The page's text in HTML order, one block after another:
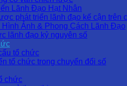
Lãnh Đạo Hạt Nhân
phát triển lãnh đạo kế cận trên
Hình Ảnh & Phong Cách Lãnh Đạo
lãnh đạo kỷ nguyên số
tổ chức
tổ chức trong chuyển đổi số
chức